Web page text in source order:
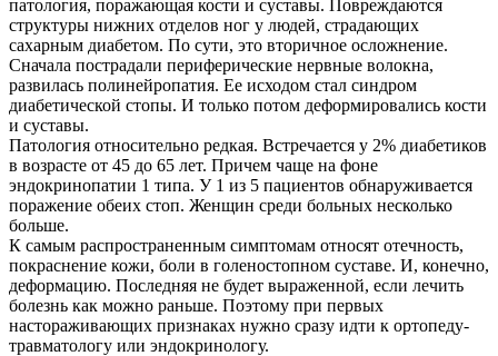
патология, поражающая кости и суставы. Повреждаются
структуры нижних отделов ног у людей, страдающих
сахарным диабетом. По сути, это вторичное осложнение.
Сначала пострадали периферические нервные волокна,
развилась полинейропатия. Ее исходом стал синдром
диабетической стопы. И только потом деформировались кости
и суставы.
Патология относительно редкая. Встречается у 2% диабетиков
в возрасте от 45 до 65 лет. Причем чаще на фоне
эндокринопатии 1 типа. У 1 из 5 пациентов обнаруживается
поражение обеих стоп. Женщин среди больных несколько
больше.
К самым распространенным симптомам относят отечность,
покраснение кожи, боли в голеностопном суставе. И, конечно,
деформацию. Последняя не будет выраженной, если лечить
болезнь как можно раньше. Поэтому при первых
настораживающих признаках нужно сразу идти к ортопеду-
травматологу или эндокринологу.